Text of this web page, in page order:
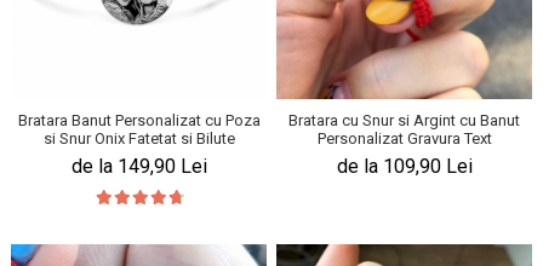
Bratara Banut Personalizat cu Poza
si Snur Onix Fatetat si Bilute
de la 149,90 Lei
Bratara cu Snur si Argint cu Banut
Personalizat Gravura Text
de la 109,90 Lei